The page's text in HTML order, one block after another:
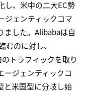
就任（Bhawna Singh
6.1%上昇しまし
果を出すかは「中堅
点と分析してお
／オムニチャネル